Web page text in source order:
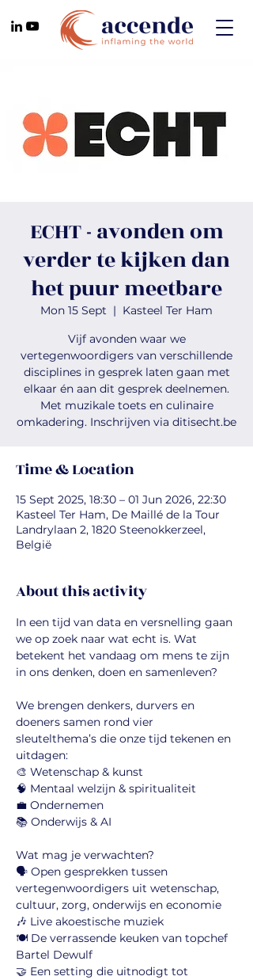
ECHT - avonden om
verder te kijken dan
het puur meetbare
Mon 15 Sept
  |
Kasteel Ter Ham
Vijf avonden waar we
vertegenwoordigers van verschillende
disciplines in gesprek laten gaan met
elkaar én aan dit gesprek deelnemen.
Met muzikale toets en culinaire
omkadering. Inschrijven via ditisecht.be
Time & Location
15 Sept 2025, 18:30 – 01 Jun 2026, 22:30
Kasteel Ter Ham, De Maillé de la Tour
Landrylaan 2, 1820 Steenokkerzeel,
België
About this activity
In een tijd van data en versnelling gaan
we op zoek naar wat echt is. Wat
betekent het vandaag om mens te zijn
in ons denken, doen en samenleven?
We brengen denkers, durvers en
doeners samen rond vier
sleutelthema’s die onze tijd tekenen en
uitdagen:
🎨 Wetenschap & kunst
🧠 Mentaal welzijn & spiritualiteit
💼 Ondernemen
📚 Onderwijs & AI
Wat mag je verwachten?
🗣️ Open gesprekken tussen
vertegenwoordigers uit wetenschap,
cultuur, zorg, onderwijs en economie
🎶 Live akoestische muziek
🍽️ De verrassende keuken van topchef
Bartel Dewulf
🤝 Een setting die uitnodigt tot